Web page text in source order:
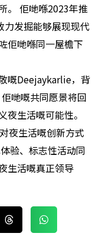
。 佢哋喺2023年推
发掘能够展现现代
佢哋喺同一屋檐下
嘅Deejaykarlie，背
哋嘅共同愿景将回
生活嘅可能性。
夜生活嘅创新方式
验、标志性活动同
生活嘅真正领导